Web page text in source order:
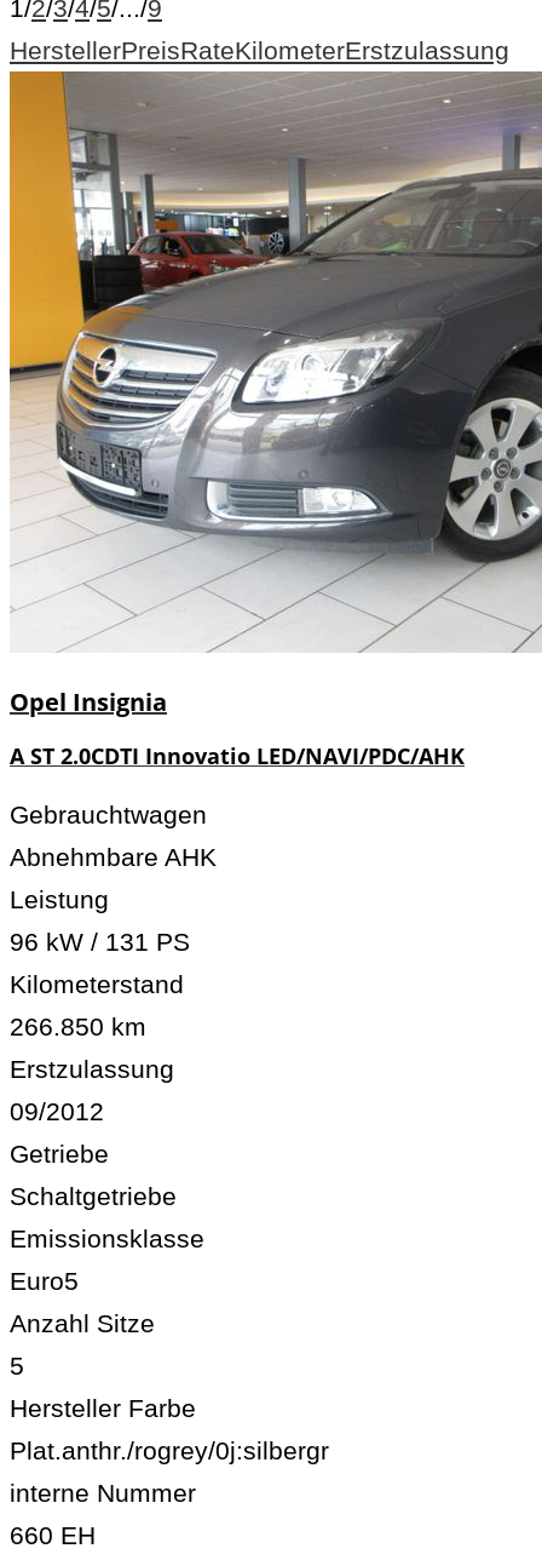
1/2/3/4/5/.../9
HerstellerPreisRateKilometerErstzulassung
Opel Insignia
A ST 2.0CDTI Innovatio LED/NAVI/PDC/AHK
Gebrauchtwagen
Abnehmbare AHK
Leistung
96 kW / 131 PS
Kilometerstand
266.850 km
Erstzulassung
09/2012
Getriebe
Schaltgetriebe
Emissionsklasse
Euro5
Anzahl Sitze
5
Hersteller Farbe
Plat.anthr./rogrey/0j:silbergr
interne Nummer
660 EH